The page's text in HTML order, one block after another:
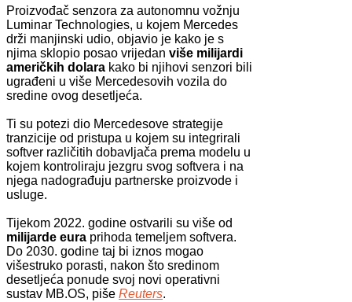
Proizvođač senzora za autonomnu vožnju
Luminar Technologies, u kojem Mercedes
drži manjinski udio, objavio je kako je s
njima sklopio posao vrijedan više milijardi
američkih dolara kako bi njihovi senzori bili
ugrađeni u više Mercedesovih vozila do
sredine ovog desetljeća.
Ti su potezi dio Mercedesove strategije
tranzicije od pristupa u kojem su integrirali
softver različitih dobavljača prema modelu u
kojem kontroliraju jezgru svog softvera i na
njega nadograđuju partnerske proizvode i
usluge.
Tijekom 2022. godine ostvarili su više od
milijarde eura prihoda temeljem softvera.
Do 2030. godine taj bi iznos mogao
višestruko porasti, nakon što sredinom
desetljeća ponude svoj novi operativni
sustav MB.OS, piše Reuters.